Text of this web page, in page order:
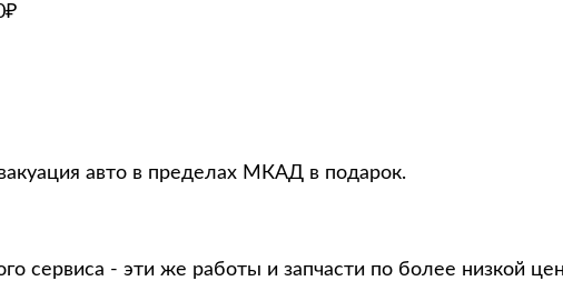
авто в пределах МКАД в подарок.
сервиса - эти же работы и запчасти по более низкой